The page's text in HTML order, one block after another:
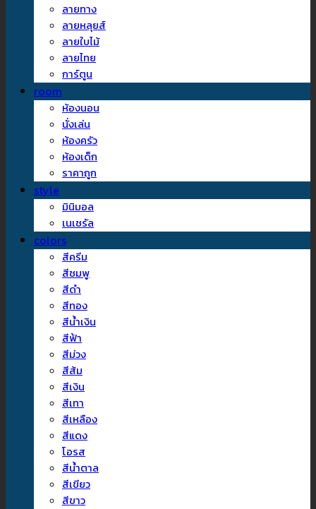
ลายทาง
ลายหลุยส์
ลายใบไม้
ลายไทย
การ์ตูน
room
ห้องนอน
นั่งเล่น
ห้องครัว
ห้องเด็ก
ราคาถูก
style
มินิมอล
เนเชรัล
colors
สีครีม
สีชมพู
สีดำ
สีทอง
สีน้ำเงิน
สีฟ้า
สีม่วง
สีส้ม
สีเงิน
สีเทา
สีเหลือง
สีแดง
โอรส
สีน้ำตาล
สีเขียว
สีขาว